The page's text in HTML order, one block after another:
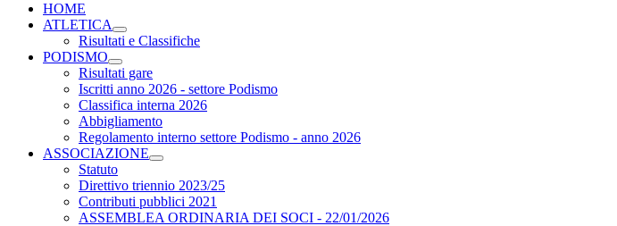
HOME
ATLETICA
Risultati e Classifiche
PODISMO
Risultati gare
Iscritti anno 2026 - settore Podismo
Classifica interna 2026
Abbigliamento
Regolamento interno settore Podismo - anno 2026
ASSOCIAZIONE
Statuto
Direttivo triennio 2023/25
Contributi pubblici 2021
ASSEMBLEA ORDINARIA DEI SOCI - 22/01/2026